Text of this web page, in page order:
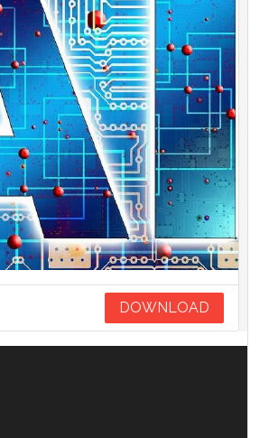
DOWNLOAD